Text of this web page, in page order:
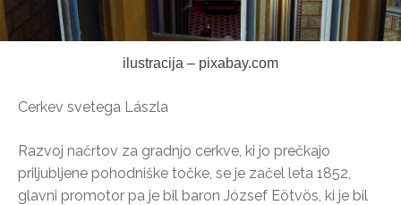
ilustracija – pixabay.com
Cerkev svetega Lászla
Razvoj načrtov za gradnjo cerkve, ki jo prečkajo
priljubljene pohodniške točke, se je začel leta 1852,
glavni promotor pa je bil baron József Eötvös, ki je bil